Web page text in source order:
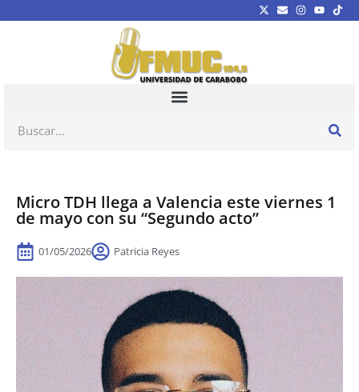
Micro TDH llega a Valencia este viernes 1
de mayo con su “Segundo acto”
01/05/2026 Patricia Reyes